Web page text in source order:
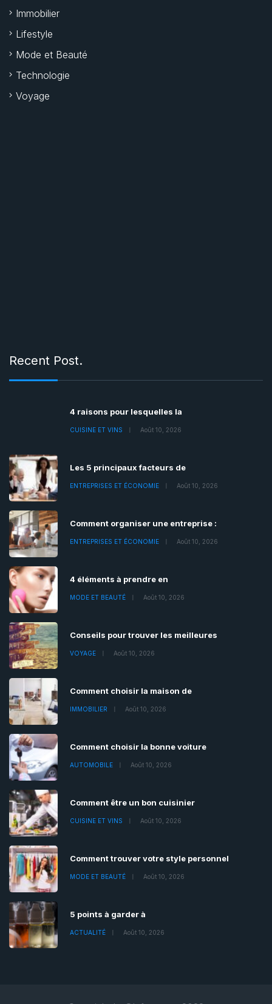
Immobilier
Lifestyle
Mode et Beauté
Technologie
Voyage
Recent Post.
4 raisons pour lesquelles la
CUISINE ET VINS Août 10, 2026
Les 5 principaux facteurs de
ENTREPRISES ET ÉCONOMIE Août 10, 2026
Comment organiser une entreprise :
ENTREPRISES ET ÉCONOMIE Août 10, 2026
4 éléments à prendre en
MODE ET BEAUTÉ Août 10, 2026
Conseils pour trouver les meilleures
VOYAGE Août 10, 2026
Comment choisir la maison de
IMMOBILIER Août 10, 2026
Comment choisir la bonne voiture
AUTOMOBILE Août 10, 2026
Comment être un bon cuisinier
CUISINE ET VINS Août 10, 2026
Comment trouver votre style personnel
MODE ET BEAUTÉ Août 10, 2026
5 points à garder à
ACTUALITÉ Août 10, 2026